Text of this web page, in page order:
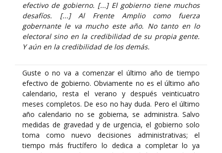
efectivo de gobierno. [...] El gobierno tiene muchos
desafíos. [...] Al Frente Amplio como fuerza
gobernante le va mucho este año. No tanto en lo
electoral sino en la credibilidad de su propia gente.
Y aún en la credibilidad de los demás.
Guste o no va a comenzar el último año de tiempo
efectivo de gobierno. Obviamente no es el último año
calendario, resta el verano y después veinticuatro
meses completos. De eso no hay duda. Pero el último
año calendario no se gobierna, se administra. Salvo
medidas de gravedad y de urgencia, el gobierno solo
toma como nuevo decisiones administrativas; el
tiempo más fructífero lo dedica a completar lo ya